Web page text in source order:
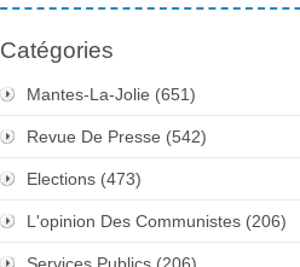
Catégories
Mantes-La-Jolie (651)
Revue De Presse (542)
Elections (473)
L'opinion Des Communistes (206)